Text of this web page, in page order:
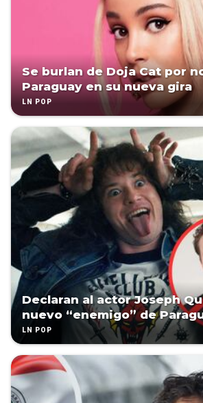
Se burlan de Doja Cat por
Paraguay en su nueva gira
LN POP
Declaran al actor Joseph
nuevo “enemigo” de
LN POP